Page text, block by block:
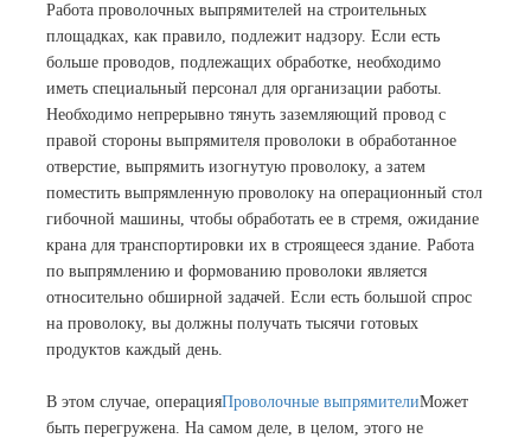
Работа проволочных выпрямителей на строительных
площадках, как правило, подлежит надзору. Если есть
больше проводов, подлежащих обработке, необходимо
иметь специальный персонал для организации работы.
Необходимо непрерывно тянуть заземляющий провод с
правой стороны выпрямителя проволоки в обработанное
отверстие, выпрямить изогнутую проволоку, а затем
поместить выпрямленную проволоку на операционный стол
гибочной машины, чтобы обработать ее в стремя, ожидание
крана для транспортировки их в строящееся здание. Работа
по выпрямлению и формованию проволоки является
относительно обширной задачей. Если есть большой спрос
на проволоку, вы должны получать тысячи готовых
продуктов каждый день.
В этом случае, операцияПроволочные выпрямителиМожет
быть перегружена. На самом деле, в целом, этого не